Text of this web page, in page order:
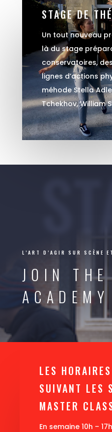
STAGE DE
Un tout nouveau
là du stage
conservatoires,
lignes d’actions
méhode Stella
Tchekhov, William
L’ART D’AGIR SUR SCÈNE
JOIN THE
ACADEMY
LES
SUIVANT LES
MASTER
En semaine 10h –